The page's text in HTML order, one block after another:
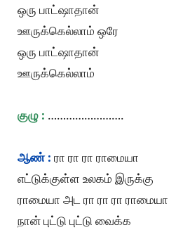
ஒரு பாட்ஷாதான்
ஊருக்கெல்லாம் ஒரே
ஒரு பாட்ஷாதான்
ஊருக்கெல்லாம்
குழு : …………………….
ஆண் : ரா ரா ரா ராமையா
எட்டுக்குள்ள உலகம் இருக்கு
ராமையா அட ரா ரா ரா ராமையா
நான் புட்டு புட்டு வைக்க